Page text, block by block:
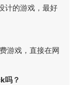
计的游戏，最好
游戏，直接在网
吗？